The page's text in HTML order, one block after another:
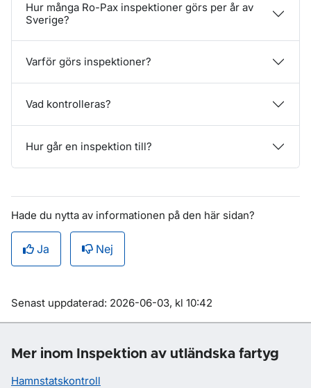
Hur många Ro-Pax inspektioner görs per år av
Sverige?
Varför görs inspektioner?
Vad kontrolleras?
Hur går en inspektion till?
Hade du nytta av informationen på den här sidan?
Ja Nej
Om sidan
Senast uppdaterad: 2026-06-03, kl 10:42
Mer inom Inspektion av utländska fartyg
Hamnstatskontroll